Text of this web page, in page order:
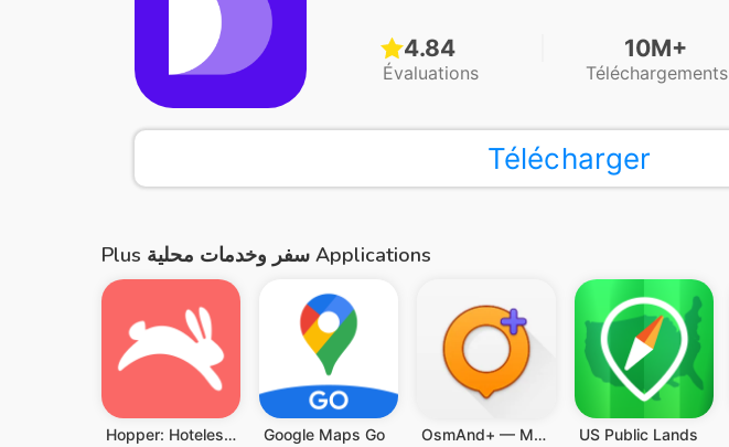
4.84
Évaluations
10M+
Téléchargements
Télécharger
Plus سفر وخدمات محلية Applications
Hopper: Hoteles y Vuelos Google Maps Go OsmAnd+ — Maps & GPS Offline US Public Lands